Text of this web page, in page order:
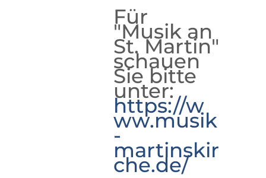
Für
"Musik an
St. Martin"
schauen
Sie bitte
unter:
https://w
ww.musik
-
martinskir
che.de/